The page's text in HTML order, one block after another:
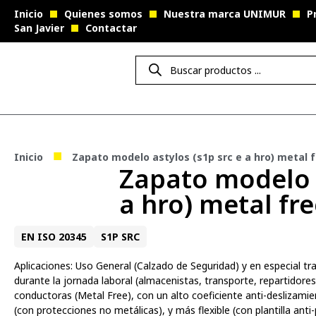
Inicio Quienes somos Nuestra marca UNIMUR
San Javier
Contactar
Inicio ■ Zapato modelo astylos (s1p src e a hro) metal
Zapato modelo
a hro) metal
EN ISO 20345 S1P SRC
Aplicaciones: Uso General (Calzado de Seguridad) y en especial
durante la jornada laboral (almacenistas, transporte,
conductoras (Metal Free), con un alto coeficiente anti-
(con protecciones no metálicas), y más flexible (con plantilla